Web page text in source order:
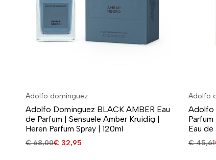
Adolfo dominguez
Adolfo Dominguez BLACK AMBER Eau
de Parfum | Sensuele Amber Kruidig |
Heren Parfum Spray | 120ml
€68,00€ 32,95
Adolfo
Adolfo
Eau
€45,61